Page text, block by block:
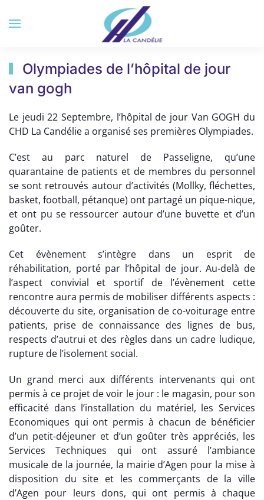
Accéder au contenu principal
Olympiades de l’hôpital de jour
van gogh
Le jeudi 22 Septembre, l’hôpital de jour Van GOGH du
CHD La Candélie a organisé ses premières Olympiades.
C’est au parc naturel de Passeligne, qu’une
quarantaine de patients et de membres du personnel
se sont retrouvés autour d’activités (Mollky, fléchettes,
basket, football, pétanque) ont partagé un pique-nique,
et ont pu se ressourcer autour d’une buvette et d’un
goûter.
Cet évènement s’intègre dans un esprit de
réhabilitation, porté par l’hôpital de jour. Au-delà de
l’aspect convivial et sportif de l’évènement cette
rencontre aura permis de mobiliser différents aspects :
découverte du site, organisation de co-voiturage entre
patients, prise de connaissance des lignes de bus,
respects d’autrui et des règles dans un cadre ludique,
rupture de l’isolement social.
Un grand merci aux différents intervenants qui ont
permis à ce projet de voir le jour : le magasin, pour son
efficacité dans l’installation du matériel, les Services
Economiques qui ont permis à chacun de bénéficier
d’un petit-déjeuner et d’un goûter très appréciés, les
Services Techniques qui ont assuré l’ambiance
musicale de la journée, la mairie d’Agen pour la mise à
disposition du site et les commerçants de la ville
d’Agen pour leurs dons, qui ont permis à chaque